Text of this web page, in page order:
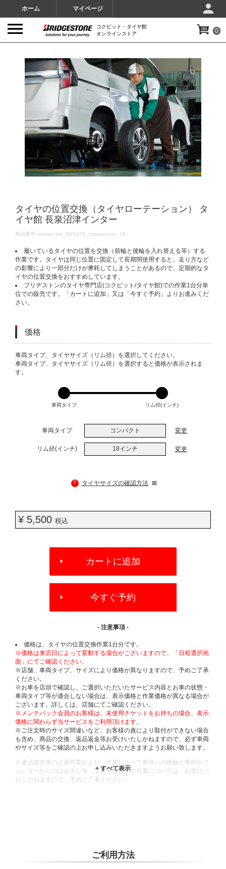
ホーム マイページ
コクピット・タイヤ館
オンラインストア
0
タイヤの位置交換（タイヤローテーション） タ
イヤ館 長泉沼津インター
DETAILS
商品番号 rotation-tire_SP5473_compact-car_18
履いているタイヤの位置を交換（前輪と後輪を入れ替える等）する
作業です。タイヤは同じ位置に固定して長期間使用すると、走り方など
の影響により一部分だけが摩耗してしまうことがあるので、定期的なタ
イヤの位置交換をおすすめしています。
ブリヂストンのタイヤ専門店(コクピット/タイヤ館)での作業1台分単
位での販売です。「カートに追加」又は「今すぐ予約」よりお進みくだ
さい。
価格
VARIATIONS
車両タイプ、タイヤサイズ（リム径）を選択してください。
車両タイプ、タイヤサイズ（リム径）を選択すると価格が表示されま
す。
車両タイプ リム径(インチ)
車両タイプ コンパクト 変更
リム径(インチ) 18インチ 変更
? タイヤサイズの確認方法
¥ 5,500 税込
OPTIONS
カートに追加
今すぐ予約
- 注意事項 -
価格は、タイヤの位置交換作業1台分です。
※価格は来店日によって変動する場合がございますので、「日程選択画
面」にてご確認ください。
※店舗、車両タイプ、サイズにより価格が異なりますので、予めご了承
ください。
※お車を店頭で確認し、ご選択いただいたサービス内容とお車の状態・
車両タイプ等が適合しない場合は、表示価格と作業価格が異なる場合が
ございます。詳しくは、店舗にてご確認ください。
※メンテパック会員のお客様は、未使用チケットをお持ちの場合、表示
価格に関わらず当サービスをご利用頂けます。
※ご注文時のサイズ間違いなど、お客様の責により取付ができない場合
も含め、商品の交換、返品返金等お受けいたしかねますので、必ず車両
やサイズ等をご確認の上お申し込みいただきますようお願い致します。
※違法改造車の入庫作業および、作業によって車体への接触や車枠やフ
ェンダーからのはみ出し等、法規を逸脱する作業については、お受けい
たしかねますので、予めご了承ください。
ご利用方法